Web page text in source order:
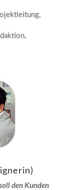
den Kunden